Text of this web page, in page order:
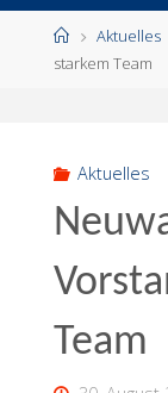
StartAktuelles
starkem Team
Aktuelles
Team